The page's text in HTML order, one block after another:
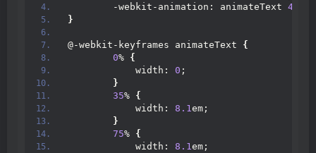
        -webkit-animation: animateText
4.7
}
@-webkit-keyframes animateText {
0% {
            width:
0 ;
}
35% {
            width:
8.1 em;
}
75% {
            width:
8.1 em;